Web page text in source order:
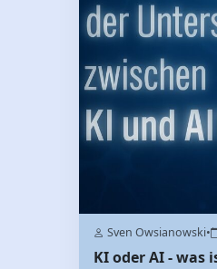
Sven Owsianowski•
KI oder AI - was